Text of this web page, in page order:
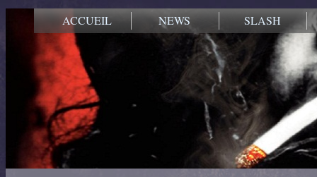
ACCUEIL NEWS SLASH